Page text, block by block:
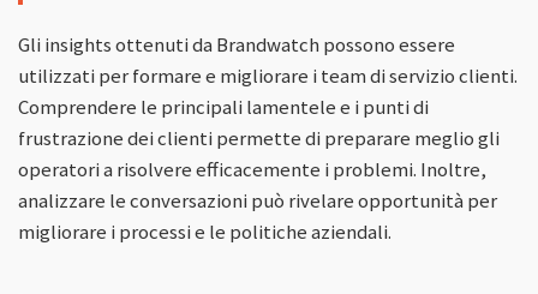
Gli insights ottenuti da Brandwatch possono essere
utilizzati per formare e migliorare i team di servizio clienti.
Comprendere le principali lamentele e i punti di
frustrazione dei clienti permette di preparare meglio gli
operatori a risolvere efficacemente i problemi. Inoltre,
analizzare le conversazioni può rivelare opportunità per
migliorare i processi e le politiche aziendali.